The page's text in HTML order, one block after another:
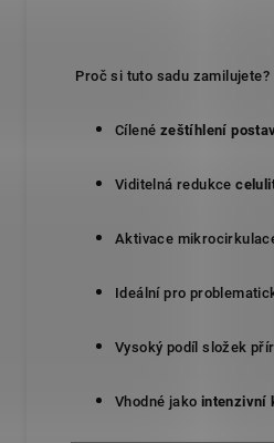
Proč si tuto sadu zamilujete?
Cílené zeštíhlení
Viditelná redukce
Aktivace
Ideální pro
Vysoký podíl složek
Vhodné jako intenzivní